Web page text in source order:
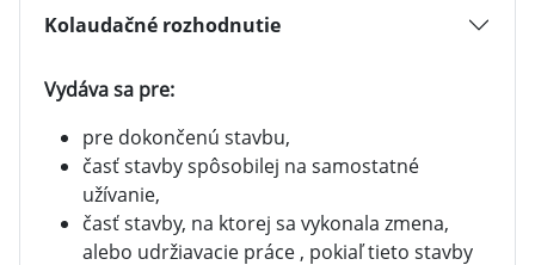
Kolaudačné rozhodnutie
Vydáva sa pre:
pre dokončenú stavbu,
časť stavby spôsobilej na samostatné
užívanie,
časť stavby, na ktorej sa vykonala zmena,
alebo udržiavacie práce , pokiaľ tieto stavby